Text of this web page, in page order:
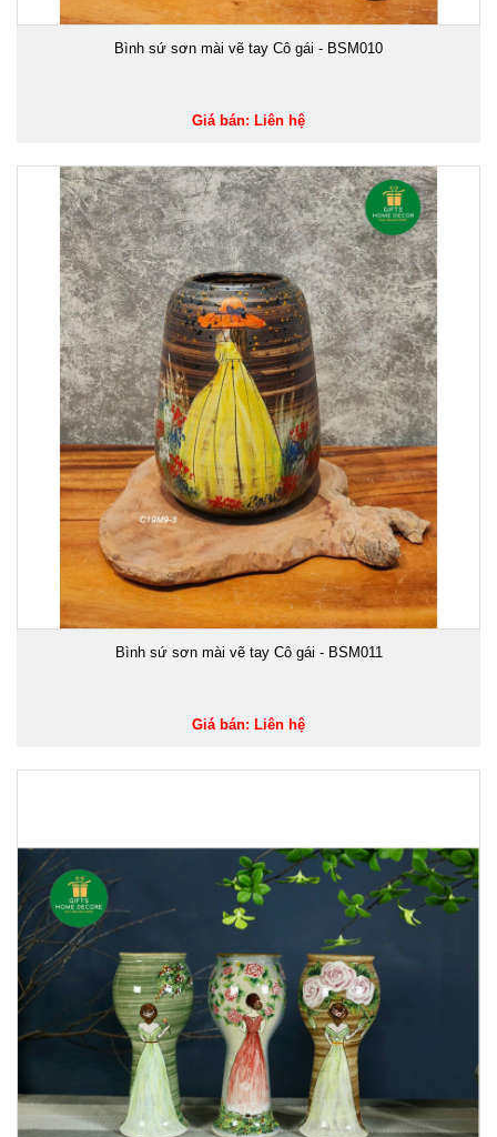
Bình sứ sơn mài vẽ tay Cô gái - BSM010
Giá bán: Liên hệ
Bình sứ sơn mài vẽ tay Cô gái - BSM011
Giá bán: Liên hệ